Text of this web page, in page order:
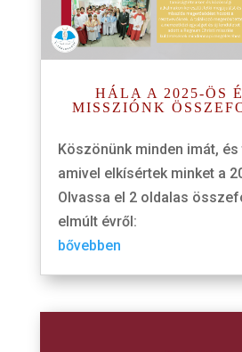
HÁLA A 2025-ÖS
MISSZIÓNK
Köszönünk minden imát,
amivel elkísértek minket a
Olvassa el 2 oldalas
elmúlt évről:
bővebben